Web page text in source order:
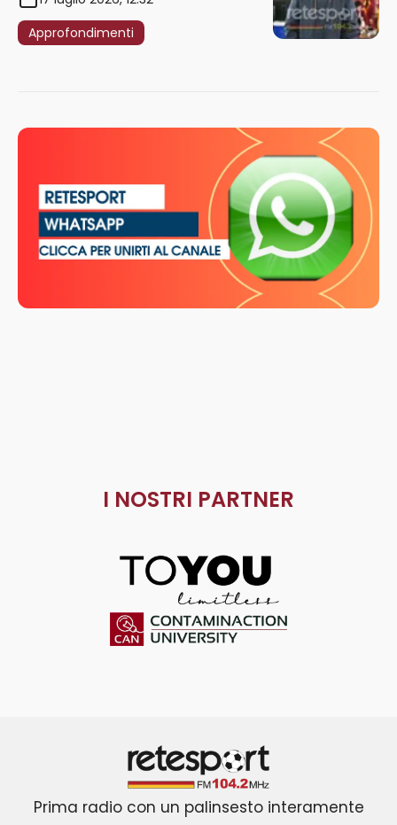
Approfondimenti
I NOSTRI PARTNER
ToYou
Retesport 104.2 FM
Prima radio con un palinsesto interamente